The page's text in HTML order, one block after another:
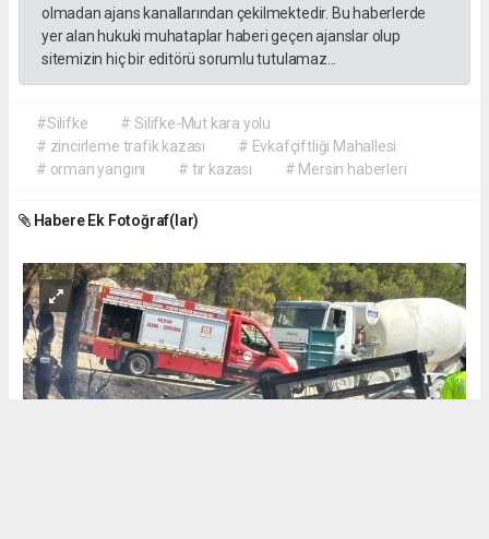
olmadan ajans kanallarından çekilmektedir. Bu haberlerde
yer alan hukuki muhataplar haberi geçen ajanslar olup
sitemizin hiç bir editörü sorumlu tutulamaz...
#Silifke
# Silifke-Mut kara yolu
# zincirleme trafik kazası
# Evkafçiftliği Mahallesi
# orman yangını
# tır kazası # Mersin haberleri
Habere Ek Fotoğraf(lar)